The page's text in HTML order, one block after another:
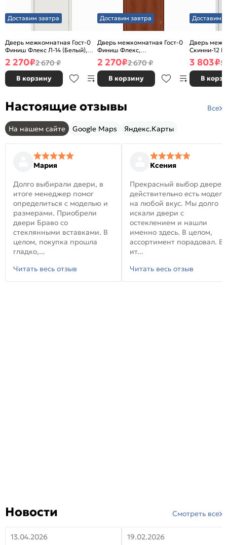
Доставим завтра
Дверь межкомнатная Гост-0
Финиш Флекс Л-14 (Белый),
глухая, каркасно-щитовая
2 270₽2 670 ₽
В корзину
Доставим завтра
Дверь межкомнатная Гост-0
Финиш Флекс,
Ламинированные Л-11
(ИталОрех), глухая, каркасно-
щитовая
2 270₽2 670 ₽
В корзину
Доставим
Дверь
Скинни-12
глухая,
3 803₽5
В
Настоящие отзывы Все
На нашем сайте Google Maps Яндекс.Карты
Мария
Долго выбирали двери, в
итоге менеджер помог
определиться с моделью и
размерами. Приобрели
двери Браво со
стеклянными вставками. В
целом, покупка прошла
гладко,...
Читать весь отзыв
Ксения
Прекрасный выбор
действительно есть модели
на любой вкус. Мы долго
искали двери с
остеклением и нашли
именно здесь. В целом,
ассортимент порадовал. В
ит...
Читать весь отзыв
Новости Смотреть все
13.04.2026
19.02.2026